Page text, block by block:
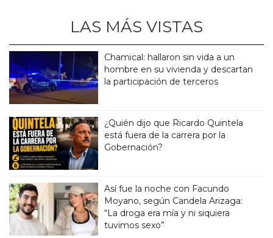
LAS MÁS VISTAS
Chamical: hallaron sin vida a un
hombre en su vivienda y descartan
la participación de terceros
¿Quién dijo que Ricardo Quintela
está fuera de la carrera por la
Gobernación?
Así fue la noche con Facundo
Moyano, según Candela Arizaga:
“La droga era mía y ni siquiera
tuvimos sexo”